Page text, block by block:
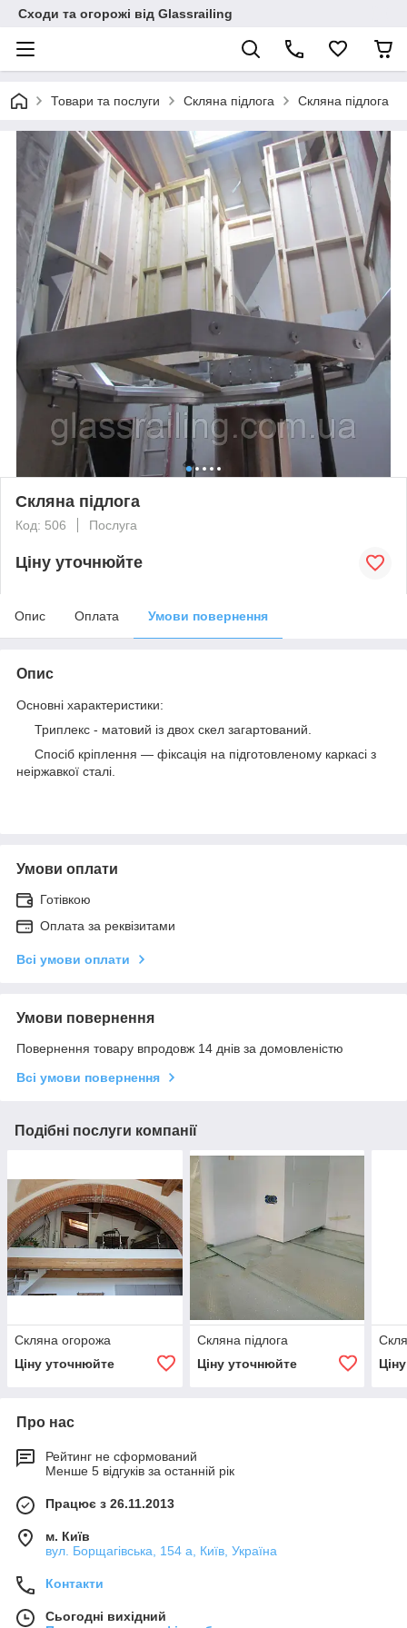
Сходи та огорожі від Glassrailing
Товари та послуги Скляна підлога Скляна підлога
Скляна підлога
Код: 506 Послуга
Ціну уточнюйте
Опис Оплата Умови повернення
Опис
Основні характеристики:
Триплекс - матовий із двох скел загартований.
Спосіб кріплення — фіксація на підготовленому каркасі з
неіржавкої сталі.
Умови оплати
Готівкою
Оплата за реквізитами
Всі умови оплати
Умови повернення
Повернення товару впродовж 14 днів за домовленістю
Всі умови повернення
Подібні послуги компанії
Скляна огорожа
Ціну уточнюйте
Скляна підлога
Ціну уточнюйте
Про нас
Рейтинг не сформований
Менше 5 відгуків за останній рік
Працює з 26.11.2013
м. Київ
вул. Борщагівська, 154 а, Київ, Україна
Контакти
Сьогодні вихідний